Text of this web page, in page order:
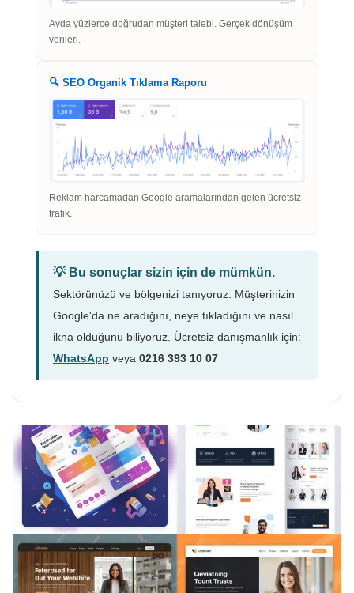
Ayda yüzlerce doğrudan müşteri talebi. Gerçek dönüşüm
verileri.
🔍 SEO Organik Tıklama Raporu
Reklam harcamadan Google aramalarından gelen ücretsiz
trafik.
💡 Bu sonuçlar sizin için de mümkün.
Sektörünüzü ve bölgenizi tanıyoruz. Müşterinizin
Google'da ne aradığını, neye tıkladığını ve nasıl
ikna olduğunu biliyoruz. Ücretsiz danışmanlık için:
WhatsApp veya 0216 393 10 07